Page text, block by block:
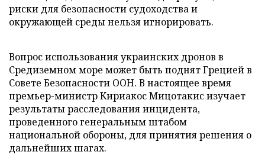
риски для безопасности судоходства и
окружающей среды нельзя игнорировать.
Вопрос использования украинских дронов в
Средиземном море может быть поднят Грецией в
Совете Безопасности ООН. В настоящее время
премьер-министр Кириакос Мицотакис изучает
результаты расследования инцидента,
проведенного генеральным штабом
национальной обороны, для принятия решения о
дальнейших шагах.